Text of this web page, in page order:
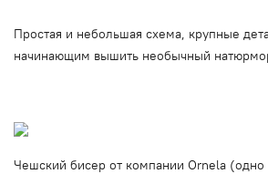
Простая и небольшая схема, крупные
начинающим вышить необычный
Чешский бисер от компании Ornela (одно